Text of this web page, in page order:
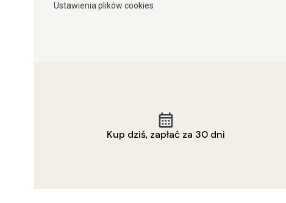
Ustawienia plików cookies
Kup dziś, zapłać za 30 dni